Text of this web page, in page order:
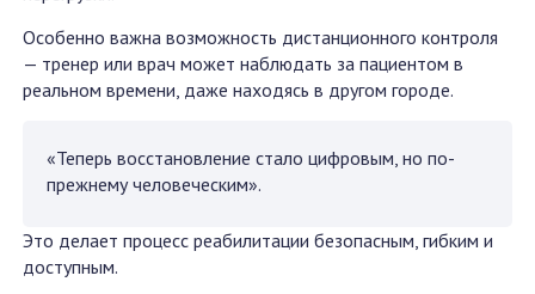
Особенно важна возможность дистанционного контроля
— тренер или врач может наблюдать за пациентом в
реальном времени, даже находясь в другом городе.
«Теперь восстановление стало цифровым, но по-
прежнему человеческим».
Это делает процесс реабилитации безопасным, гибким и
доступным.